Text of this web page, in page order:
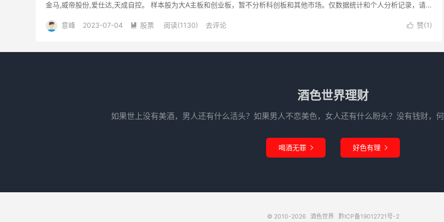
金马,威帝股份,爱仕达,天成自控。 样本股为大A主板和创业板，暂不分析科创板和其他市场。仅数据统计和个人分析记录，请...
 赞(1)
意峰 2023-07-04  股票 阅读(1130) 去评论
酒色世界理财
如果世上没有美酒，男人还有什么活头？如果男人不恋美色，女人还有什么盼头？没有钱财，
喝酒无罪  好色有理 
© 2010-2026 酒色世界 黔ICP备19012721号-2